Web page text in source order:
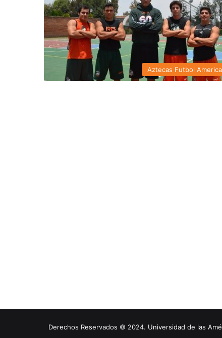
Aztecas Futbol
Derechos Reservados © 2024. Universidad de las